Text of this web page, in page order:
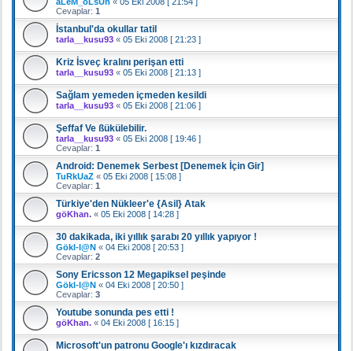
Cevaplar: 1
İstanbul'da okullar tatil
tarla__kusu93 « 05 Eki 2008 [ 21:23 ]
Kriz İsveç kralını perişan etti
tarla__kusu93 « 05 Eki 2008 [ 21:13 ]
Sağlam yemeden içmeden kesildi
tarla__kusu93 « 05 Eki 2008 [ 21:06 ]
Şeffaf Ve ßükülebilir.
tarla__kusu93 « 05 Eki 2008 [ 19:46 ]
Cevaplar: 1
Android: Denemek Serbest [Denemek İçin Gir]
TuRkUaZ « 05 Eki 2008 [ 15:08 ]
Cevaplar: 1
Türkiye'den Nükleer'e {Asil} Atak
göKhan. « 05 Eki 2008 [ 14:28 ]
30 dakikada, iki yıllık şarabı 20 yıllık yapıyor !
Gökl-l@N « 04 Eki 2008 [ 20:53 ]
Cevaplar: 2
Sony Ericsson 12 Megapiksel peşinde
Gökl-l@N « 04 Eki 2008 [ 20:50 ]
Cevaplar: 3
Youtube sonunda pes etti !
göKhan. « 04 Eki 2008 [ 16:15 ]
Microsoft'un patronu Google'ı kızdıracak